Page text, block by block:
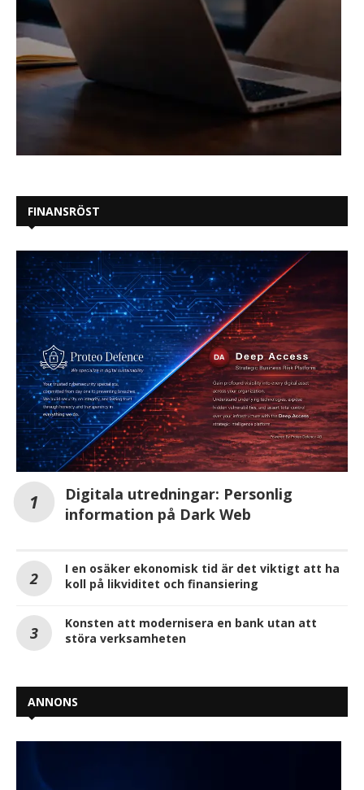
FINANSRÖST
Digitala utredningar: Personlig
information på Dark Web
I en osäker ekonomisk tid är det viktigt att ha
koll på likviditet och finansiering
Konsten att modernisera en bank utan att
störa verksamheten
ANNONS